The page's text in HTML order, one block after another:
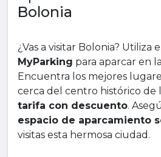
Bolonia
¿Vas a visitar Bolonia? Utiliza el
MyParking para aparcar en
Encuentra los mejores
cerca del centro histórico de
tarifa con descuento.
espacio de aparcamiento
visitas esta hermosa ciudad.